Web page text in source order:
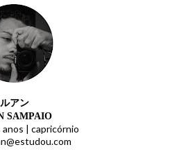
ルアン
SAMPAIO
| capricórnio